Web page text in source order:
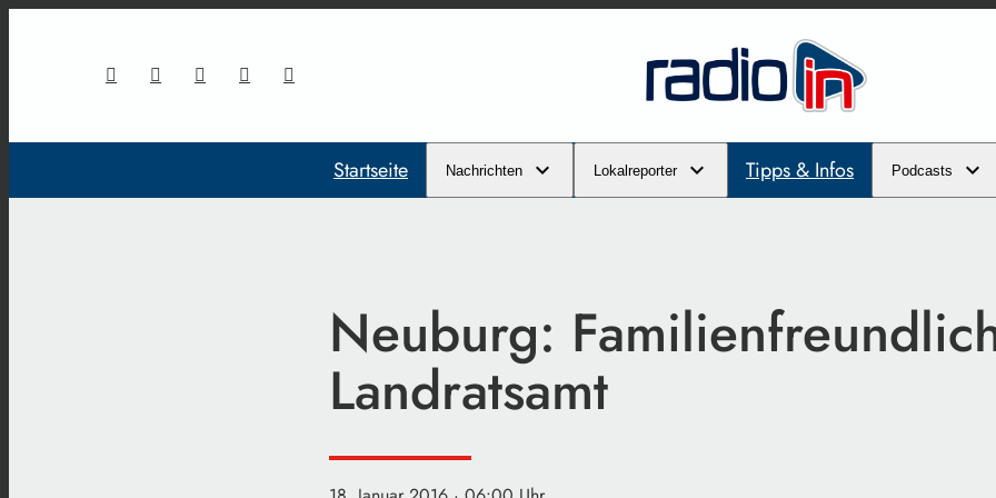
Startseite Nachrichten Lokalreporter Tipps & Infos Podcasts
Neuburg:
Landratsamt